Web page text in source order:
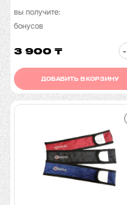
вы получите:
бонусов
3 900 ₸ -
ДОБАВИТЬ В КОРЗИНУ